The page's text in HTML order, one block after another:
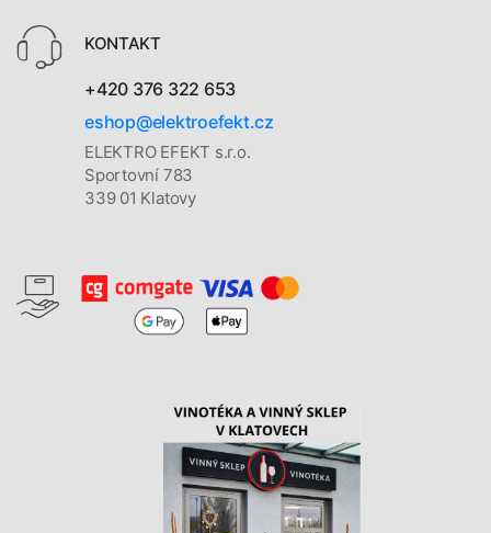
KONTAKT
+420 376 322 653
eshop@elektroefekt.cz
ELEKTRO EFEKT s.r.o.
Sportovní 783
339 01 Klatovy